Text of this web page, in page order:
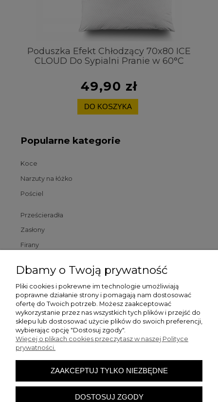
Poduszka Efekt Chłodzący 70x80 ICE
CLOUD Do Sypialni Pranie w 60°C
49,90 zł
DO KOSZYKA
Popularne kategorie
Koce
Narzuty na łóżko
Pościel
Prześcieradła
Zasłony
Firany
Poszewki
Dywaniki łazienkowe
Pomoc
Moje konto
O firmie
Dbamy o Twoją prywatność
Pliki cookies i pokrewne im technologie umożliwiają
poprawne działanie strony i pomagają nam dostosować
ofertę do Twoich potrzeb. Możesz zaakceptować
wykorzystanie przez nas wszystkich tych plików i przejść do
sklepu lub dostosować użycie plików do swoich preferencji,
wybierając opcję "Dostosuj zgody".
Więcej o plikach cookies przeczytasz w naszej Polityce
prywatności.
ZAAKCEPTUJ TYLKO NIEZBĘDNE
DOSTOSUJ ZGODY